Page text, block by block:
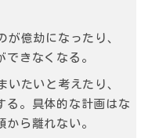
が億劫になったり、
きなくなる。
いたいと考えたり、
る。具体的な計画はな
ら離れない。